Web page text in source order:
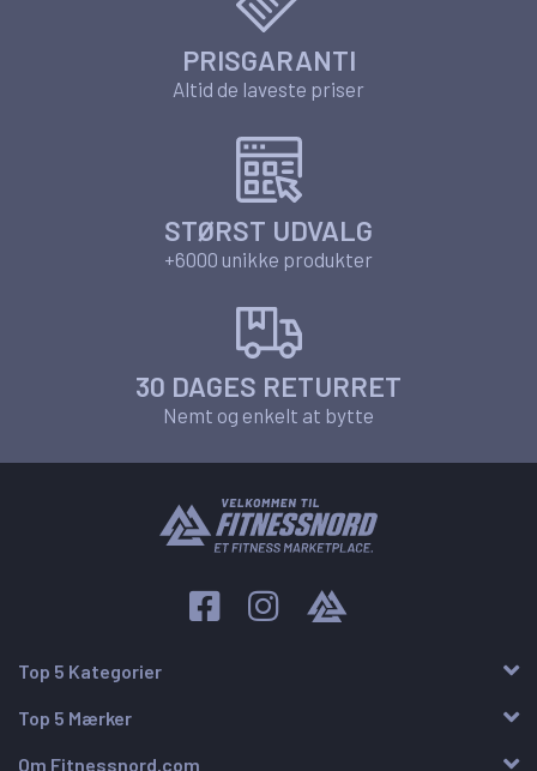
PRISGARANTI
Altid de laveste priser
STØRST UDVALG
+6000 unikke produkter
30 DAGES RETURRET
Nemt og enkelt at bytte
Top 5 Kategorier
Top 5 Mærker
Om Fitnessnord.com